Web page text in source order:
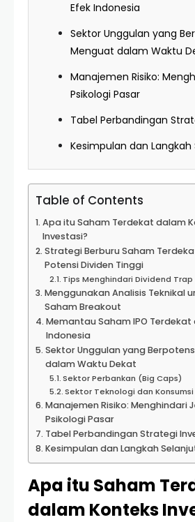
Efek Indonesia
Sektor Unggulan yang
Menguat dalam Waktu
Manajemen Risiko:
Psikologi Pasar
Tabel Perbandingan
Kesimpulan dan
Table of Contents
Apa itu Saham Terdekat dalam
Investasi?
Strategi Berburu Saham
Potensi Dividen Tinggi
Tips Menghindari Dividend Trap
Menggunakan Analisis Teknikal
Saham Breakout
Memantau Saham IPO Terdekat
Indonesia
Sektor Unggulan yang
dalam Waktu Dekat
Sektor Perbankan (Big Caps)
Sektor Teknologi dan Konsumsi
Manajemen Risiko: Menghindari
Psikologi Pasar
Tabel Perbandingan Strategi
Kesimpulan dan Langkah
Apa itu Saham
dalam Konteks